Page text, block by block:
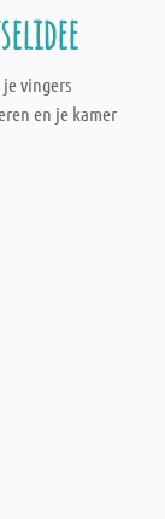
vingers
en je kamer